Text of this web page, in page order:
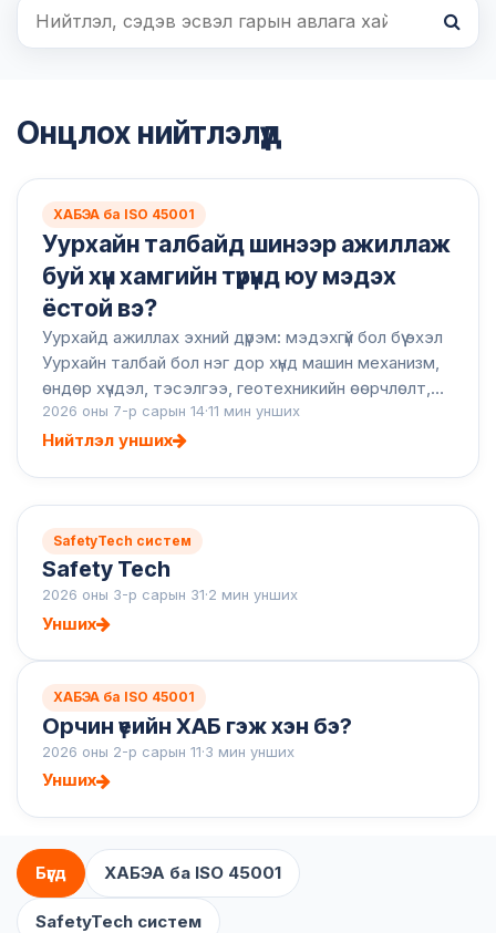
Хайх
Онцлох нийтлэлүүд
ХАБЭА ба ISO 45001
Уурхайн талбайд шинээр ажиллаж
буй хүн хамгийн түрүүнд юу мэдэх
ёстой вэ?
Уурхайд ажиллах эхний дүрэм: мэдэхгүй бол бүү эхэл
Уурхайн талбай бол нэг дор хүнд машин механизм,
өндөр хүчдэл, тэсэлгээ, геотехникийн өөрчлөлт,
тоосжилт, дуу чимээ, хязгаарлагдмал орчин, цаг
агаарын...
2026 оны 7-р сарын 14·11 мин унших
Нийтлэл унших
SafetyTech систем
Safety Tech
2026 оны 3-р сарын 31·2 мин унших
Унших
ХАБЭА ба ISO 45001
Орчин үеийн ХАБ гэж хэн бэ?
2026 оны 2-р сарын 11·3 мин унших
Унших
Бүгд ХАБЭА ба ISO 45001
SafetyTech систем